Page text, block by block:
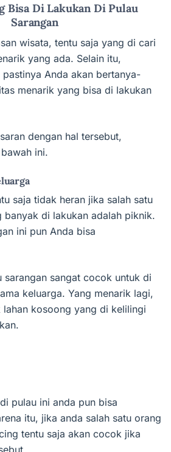
Bisa Di Lakukan Di Pulau
Sarangan
wisata, tentu saja yang di cari
yang ada. Selain itu,
Anda akan bertanya-
menarik yang bisa di lakukan
dengan hal tersebut,
ini.
saja tidak heran jika salah satu
banyak di lakukan adalah piknik.
ini pun Anda bisa
sarangan sangat cocok untuk di
keluarga. Yang menarik lagi,
kosoong yang di kelilingi
pulau ini anda pun bisa
itu, jika anda salah satu orang
tentu saja akan cocok jika